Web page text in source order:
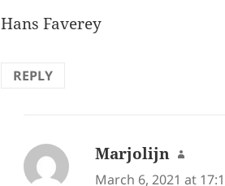
Hans Faverey
REPLY
Marjolijn says:
March 6, 2021 at